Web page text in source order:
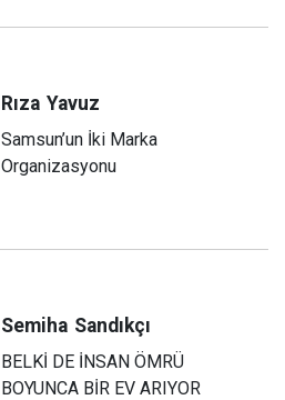
Rıza Yavuz
Samsun’un İki Marka
Organizasyonu
Semiha Sandıkçı
BELKİ DE İNSAN ÖMRÜ
BOYUNCA BİR EV ARIYOR